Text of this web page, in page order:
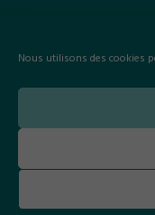
Nous utilisons des cookies
Copyright © Ophta
Mentions légales